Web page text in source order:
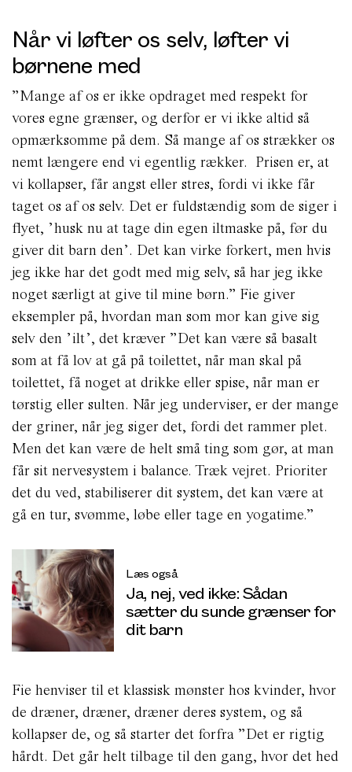
Når vi løfter os selv, løfter vi
børnene med
”Mange af os er ikke opdraget med respekt for
vores egne grænser, og derfor er vi ikke altid så
opmærksomme på dem. Så mange af os strækker os
nemt længere end vi egentlig rækker. Prisen er, at
vi kollapser, får angst eller stres, fordi vi ikke får
taget os af os selv. Det er fuldstændig som de siger i
flyet, ’husk nu at tage din egen iltmaske på, før du
giver dit barn den’. Det kan virke forkert, men hvis
jeg ikke har det godt med mig selv, så har jeg ikke
noget særligt at give til mine børn.” Fie giver
eksempler på, hvordan man som mor kan give sig
selv den ’ilt’, det kræver ”Det kan være så basalt
som at få lov at gå på toilettet, når man skal på
toilettet, få noget at drikke eller spise, når man er
tørstig eller sulten. Når jeg underviser, er der mange
der griner, når jeg siger det, fordi det rammer plet.
Men det kan være de helt små ting som gør, at man
får sit nervesystem i balance. Træk vejret. Prioriter
det du ved, stabiliserer dit system, det kan være at
gå en tur, svømme, løbe eller tage en yogatime.”
Læs også
Ja, nej, ved ikke: Sådan
sætter du sunde grænser for
dit barn
Fie henviser til et klassisk mønster hos kvinder, hvor
de dræner, dræner, dræner deres system, og så
kollapser de, og så starter det forfra ”Det er rigtig
hårdt. Det går helt tilbage til den gang, hvor det hed